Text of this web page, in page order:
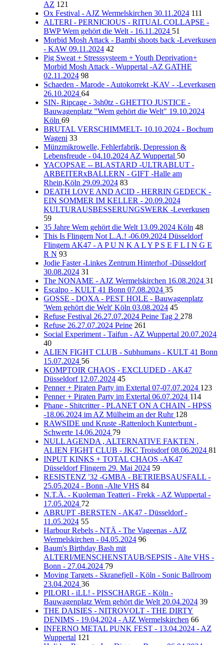
AZ 121
Ox Festival - AJZ Wermelskirchen 30.11.2024 111
ALTERI - PERNICIOUS - RITUAL COLLAPSE -
BWP Wem gehört die Welt - 16.11.2024 51
Morbid Mosh Attack - Bambi shoots back -Leverkusen
- KAW 09.11.2024 42
Pig Sweat + Stresssysteem + Youth Deprivation+
Morbid Mosh Attack - Wuppertal -AZ GATHE
02.11.2024 98
Schaeden - Marode - Autokorrekt -KAV - -Leverkusen
26.10.2024 64
SIN- Ripcage - 3sh0tz - GHETTO JUSTICE -
Bauwagenplatz "Wem gehört die Welt" 19.10.2024
Köln 69
BRUTAL VERSCHIMMELT- 10.10.2024 - Bochum
Wageni 33
Münzmikrowelle, Fehlerfabrik, Depression &
Lebensfreude - 04.10.2024 AZ Wuppertal 50
YACOPSAE -- BLASTARD -ULTRABLUT -
ARBEITERxBALLERN - GIFT -Halle am
Rhein,Köln 29.09.2024 83
DEATH LOVE AND ACID - HERRIN GEDECK -
EIN SOMMER IM KELLER - 20.09.2024
KULTURAUSBESSERUNGSWERK -Leverkusen
59
35 Jahre Wem gehört die Welt 13.09.2024 Köln 48
This Is Flingern Not L.A.! -06.09.2024 Düsseldorf
Flingern AK47 - A P U N K A L Y P S E F L I N G E
R N 93
Jodie Faster -Linkes Zentrum Hinterhof -Düsseldorf
30.08.2024 31
The NONAME - AJZ Wermelskirchen 16.08.2024 31
Escalpo - KULT 41 Bonn 07.08.2024 35
GOSSE - DOXA - PEST HOLE - Bauwagenplatz
'Wem gehört die Welt' Köln 03.08.2024 45
Refuse Festival 26.27.07.2024 Peine Tag 2 278
Refuse 26.27.07.2024 Peine 261
Social Experiment - Taifun - AZ Wuppertal 20.07.2024
40
ALIEN FIGHT CLUB - Subhumans - KULT 41 Bonn
15.07.2024 56
KOMPTOIR CHAOS - EXCLUDED - AK47
Düsseldorf 12.07.2024 45
Penner + Piraten Party im Extertal 07-07.07.2024 123
Penner + Piraten Party im Extertal 06.07.2024 114
Phane - Shitcritter - PLANET ON A CHAIN - HPSS
-18.06.2024 im AZ Mülheim an der Ruhr 128
RAWSIDE und Kruste -Rattenloch Kunterbunt -
Schwerte 14.06.2024 79
NULL AGENDA , ALTERNATIVE FAKTEN ,
ALIEN FIGHT CLUB - JKC Troisdorf 08.06.2024 81
INPUT KINKS + TOTAL CHAOS -AK47
Düsseldorf Flingern 29. Mai 2024 59
RESISTENZ '32 -GMBA - BETRIEBSAUSFALL -
25.05.2024 - Bonn -Alte VHS 84
N.T.Ä. - Kuoleman Teatteri - Frekk - AZ Wuppertal -
17.05.2024 72
ABRUPT -BERSTEN - AK47 - Düsseldorf -
11.05.2024 55
Harbour Rebels - NTÄ - The Vageenas - AJZ
Wermelskirchen - 04.05.2024 96
Baum's Birthday Bash mit
ALTERI/MENSCHENSTAUB/SEPSIS - Alte VHS -
Bonn - 27.04.2024 79
Moving Targets - Skranefjell - Köln - Sonic Ballroom
23.04.2024 36
PILORI - iLL! - PISSCHARGE - Köln -
Bauwagenplatz Wem gehört die Welt 20.04.2024 39
THE DAISIES - NITROVOLT - THE DIRTY
DENIMS - 19.04.2024 - AJZ Wermelskirchen 66
INFERNO METAL PUNK FEST - 13.04.2024 - AZ
Wuppertal 121